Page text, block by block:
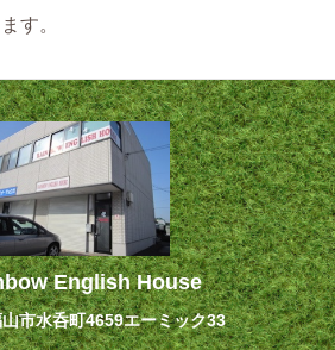
す。
English House
市水呑町4659エーミック33